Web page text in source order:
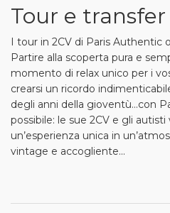
Tour e transfer
I tour in 2CV di Paris Authentic
Partire alla scoperta pura e
momento di relax unico per i
crearsi un ricordo
degli anni della gioventù...con
possibile: le sue 2CV e gli autisti
un’esperienza unica in
vintage e accogliente...